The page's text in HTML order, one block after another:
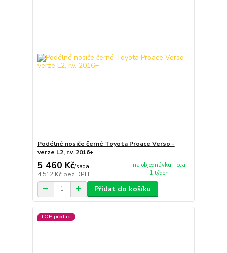
Podélné nosiče černé Toyota Proace Verso -
verze L2, r.v. 2016+
5 460 Kč/sada
4 512 Kč bez DPH
na objednávku - cca
1 týden
Přidat do košíku
TOP produkt